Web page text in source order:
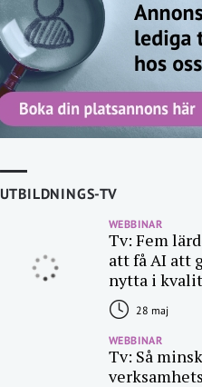
UTBILDNINGS-TV
WEBBINAR
Tv: Fem
att få AI att
nytta i
28 maj
WEBBINAR
Tv: Så